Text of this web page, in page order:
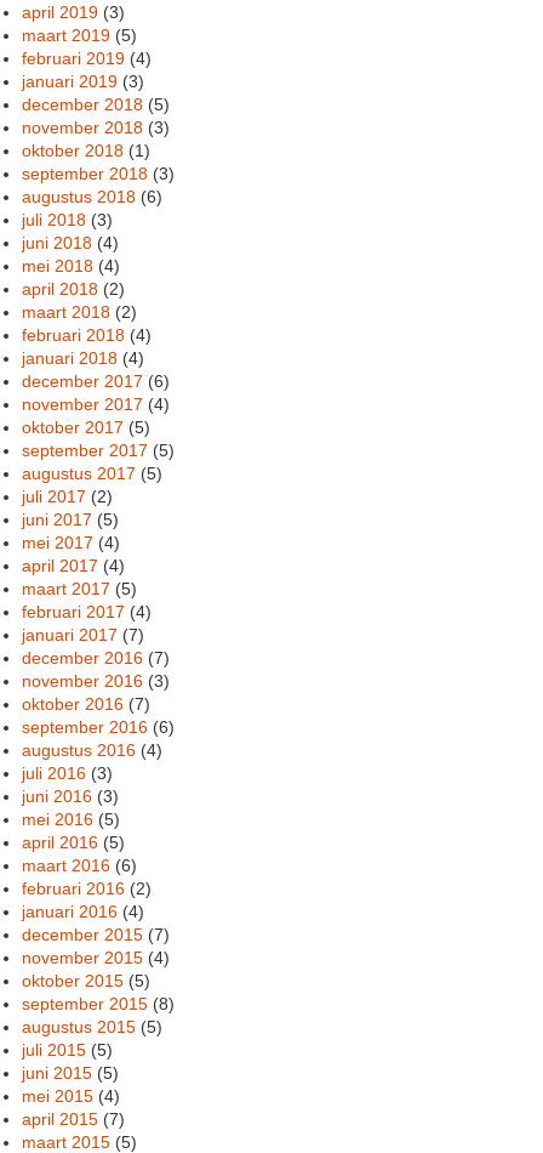
april 2019 (3)
maart 2019 (5)
februari 2019 (4)
januari 2019 (3)
december 2018 (5)
november 2018 (3)
oktober 2018 (1)
september 2018 (3)
augustus 2018 (6)
juli 2018 (3)
juni 2018 (4)
mei 2018 (4)
april 2018 (2)
maart 2018 (2)
februari 2018 (4)
januari 2018 (4)
december 2017 (6)
november 2017 (4)
oktober 2017 (5)
september 2017 (5)
augustus 2017 (5)
juli 2017 (2)
juni 2017 (5)
mei 2017 (4)
april 2017 (4)
maart 2017 (5)
februari 2017 (4)
januari 2017 (7)
december 2016 (7)
november 2016 (3)
oktober 2016 (7)
september 2016 (6)
augustus 2016 (4)
juli 2016 (3)
juni 2016 (3)
mei 2016 (5)
april 2016 (5)
maart 2016 (6)
februari 2016 (2)
januari 2016 (4)
december 2015 (7)
november 2015 (4)
oktober 2015 (5)
september 2015 (8)
augustus 2015 (5)
juli 2015 (5)
juni 2015 (5)
mei 2015 (4)
april 2015 (7)
maart 2015 (5)